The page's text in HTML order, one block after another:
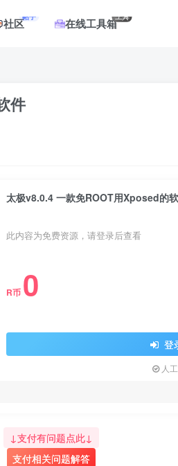
社区帖子 在线工具箱工具
件
太极v8.0.4 一款免ROOT用Xposed的
此内容为免费资源，请登录后查看
R币 0
登
人
↓支付有问题点此↓
支付相关问题解答